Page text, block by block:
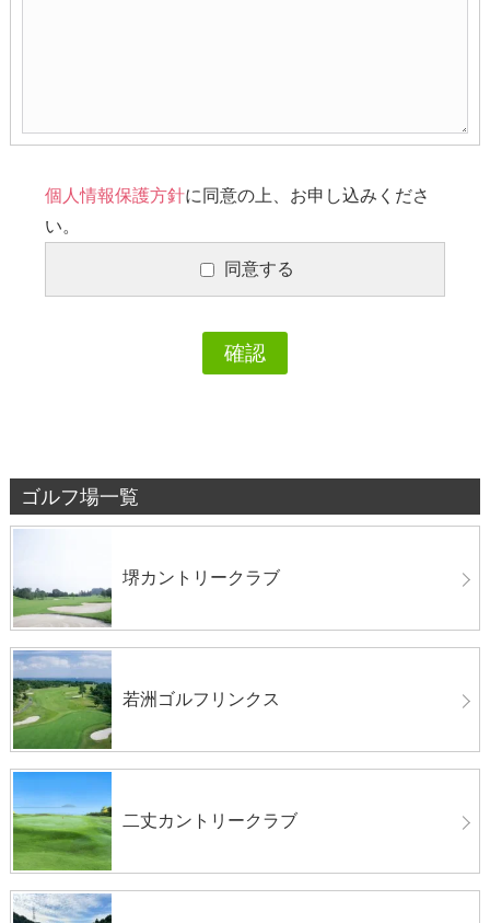
個人情報保護方針に同意の上、お申し込みくださ
い。
同意する
ゴルフ場一覧
堺カントリークラブ
若洲ゴルフリンクス
二丈カントリークラブ